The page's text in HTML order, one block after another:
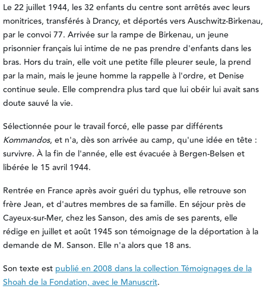
Le 22 juillet 1944, les 32 enfants du centre sont arrêtés avec leurs
monitrices, transférés à Drancy, et déportés vers Auschwitz-Birkenau,
par le convoi 77. Arrivée sur la rampe de Birkenau, un jeune
prisonnier français lui intime de ne pas prendre d'enfants dans les
bras. Hors du train, elle voit une petite fille pleurer seule, la prend
par la main, mais le jeune homme la rappelle à l'ordre, et Denise
continue seule. Elle comprendra plus tard que lui obéir lui avait sans
doute sauvé la vie.
Sélectionnée pour le travail forcé, elle passe par différents
Kommandos, et n'a, dès son arrivée au camp, qu'une idée en tête :
survivre. À la fin de l'année, elle est évacuée à Bergen-Belsen et
libérée le 15 avril 1944.
Rentrée en France après avoir guéri du typhus, elle retrouve son
frère Jean, et d'autres membres de sa famille. En séjour près de
Cayeux-sur-Mer, chez les Sanson, des amis de ses parents, elle
rédige en juillet et août 1945 son témoignage de la déportation à la
demande de M. Sanson. Elle n'a alors que 18 ans.
Son texte est publié en 2008 dans la collection Témoignages de la
Shoah de la Fondation, avec le Manuscrit.